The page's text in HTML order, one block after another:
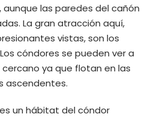
aunque las paredes del cañón
La gran atracción aquí,
vistas, son los
cóndores se pueden ver a
ya que flotan en las
ascendentes.
un hábitat del cóndor